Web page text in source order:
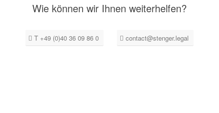
Wie können wir Ihnen weiterhelfen?
T +49 (0)40 36 09 86 0 contact@stenger.legal